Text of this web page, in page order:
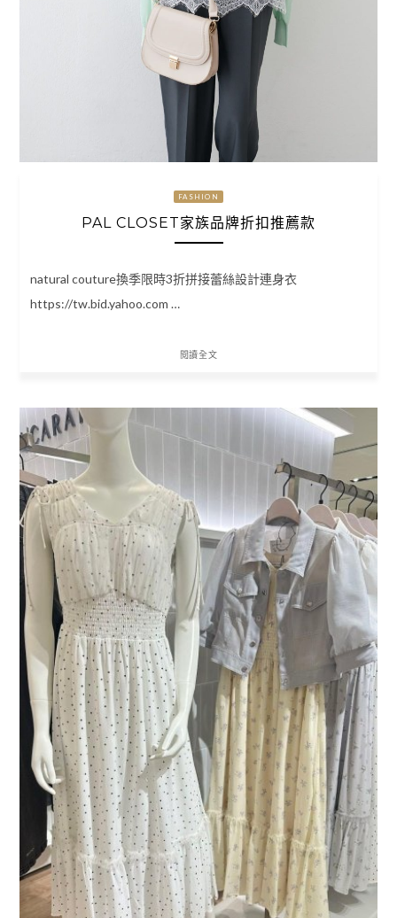
FASHION
PAL CLOSET家族品牌折扣推薦款
natural couture換季限時3折拼接蕾絲設計連身衣
https://tw.bid.yahoo.com …
閱讀全文